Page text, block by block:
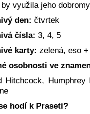
by využila jeho
den: čtvrtek
čísla: 3, 4, 5
karty: zelená, eso
osobnosti ve
Hitchcock,
hodí k Praseti?